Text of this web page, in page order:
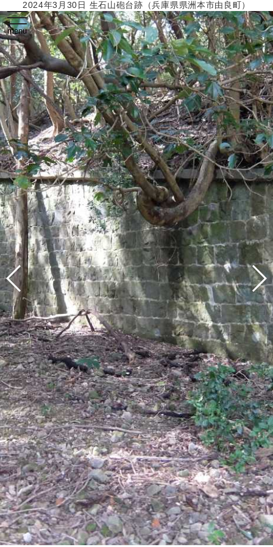
2024年3月30日 生石山砲台跡（兵庫県県洲本市由良町）
toggle
navigation
menu